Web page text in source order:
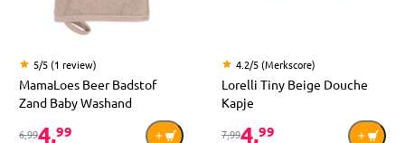
5/5 (1 review)
MamaLoes Beer Badstof
Zand Baby Washand
6,994,99
4.2/5 (Merkscore)
Lorelli Tiny Beige Douche
Kapje
7,994,99